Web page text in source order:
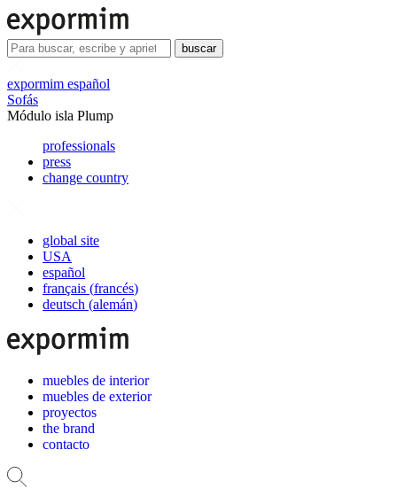
buscar
expormim español
Sofás
Módulo isla Plump
professionals
press
change country
global site
USA
español
français (francés)
deutsch (alemán)
muebles de interior
muebles de exterior
proyectos
the brand
contacto